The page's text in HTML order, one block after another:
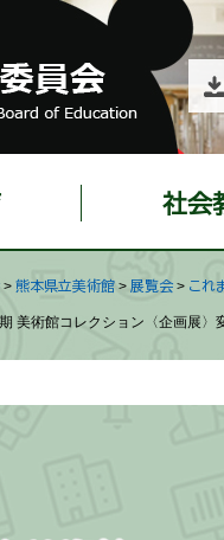
社会
> 熊本県立美術館 > 展覧会 > これ
美術館コレクション〈企画展